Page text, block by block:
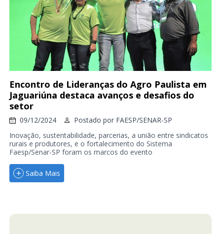
Encontro de Lideranças do Agro Paulista em
Jaguariúna destaca avanços e desafios do
setor
09/12/2024 Postado por FAESP/SENAR-SP
Inovação, sustentabilidade, parcerias, a união entre sindicatos
rurais e produtores, e o fortalecimento do Sistema
Faesp/Senar-SP foram os marcos do evento
Saiba Mais